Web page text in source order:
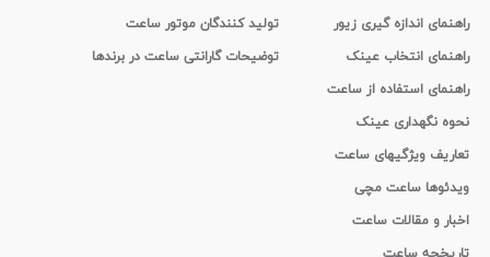
راهنمای اندازه گیری زیور
راهنمای انتخاب عینک
راهنمای استفاده از ساعت
نحوه نگهداری عینک
تعاریف ویژگیهای ساعت
ویدئوها ساعت مچی
اخبار و مقالات ساعت
تولید کنندگان موتور ساعت
توضیحات گارانتی ساعت در برندها